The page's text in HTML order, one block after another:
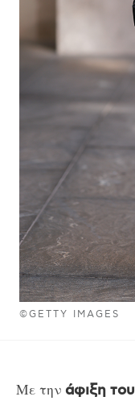
©GETTY IMAGES
Με την άφιξη του